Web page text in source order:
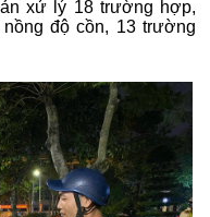
xử lý 18 trường hợp,
độ cồn, 13 trường